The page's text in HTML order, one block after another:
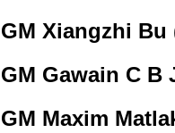
GM Xiangzhi Bu
GM Gawain C B
GM Maxim